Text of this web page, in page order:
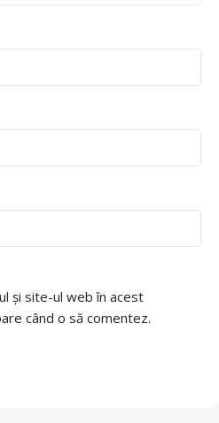
și site-ul web în acest
când o să comentez.